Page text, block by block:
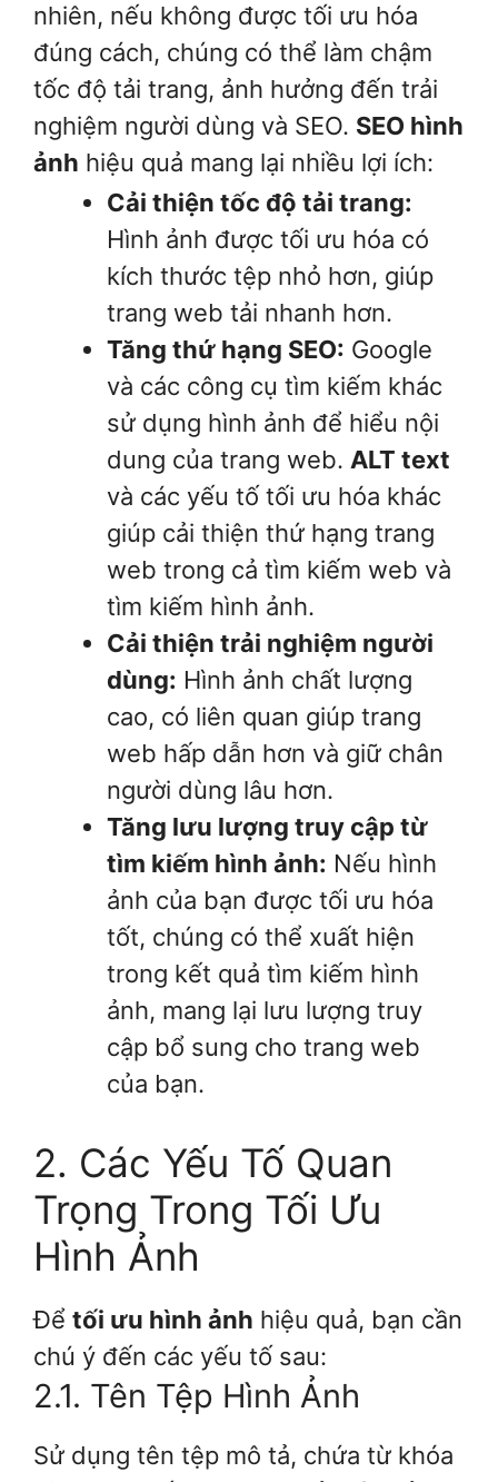
nhiên, nếu không được tối ưu hóa
đúng cách, chúng có thể làm chậm
tốc độ tải trang, ảnh hưởng đến trải
nghiệm người dùng và SEO. SEO hình
ảnh hiệu quả mang lại nhiều lợi ích:
Cải thiện tốc độ tải trang:
Hình ảnh được tối ưu hóa có
kích thước tệp nhỏ hơn, giúp
trang web tải nhanh hơn.
Tăng thứ hạng SEO: Google
và các công cụ tìm kiếm khác
sử dụng hình ảnh để hiểu nội
dung của trang web. ALT text
và các yếu tố tối ưu hóa khác
giúp cải thiện thứ hạng trang
web trong cả tìm kiếm web và
tìm kiếm hình ảnh.
Cải thiện trải nghiệm người
dùng: Hình ảnh chất lượng
cao, có liên quan giúp trang
web hấp dẫn hơn và giữ chân
người dùng lâu hơn.
Tăng lưu lượng truy cập từ
tìm kiếm hình ảnh: Nếu hình
ảnh của bạn được tối ưu hóa
tốt, chúng có thể xuất hiện
trong kết quả tìm kiếm hình
ảnh, mang lại lưu lượng truy
cập bổ sung cho trang web
của bạn.
2. Các Yếu Tố Quan
Trọng Trong Tối Ưu
Hình Ảnh
Để tối ưu hình ảnh hiệu quả, bạn cần
chú ý đến các yếu tố sau:
2.1. Tên Tệp Hình Ảnh
Sử dụng tên tệp mô tả, chứa từ khóa